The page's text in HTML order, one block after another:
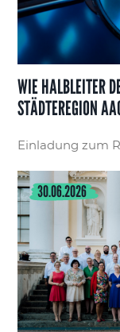
WIE HALBLEITER
STÄDTEREGION
Einladung zum
30.06.2026